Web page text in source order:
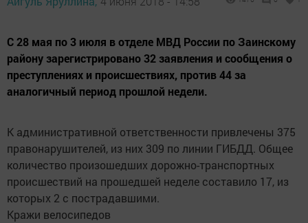
С 28 мая по 3 июля в отделе МВД России по Заинскому
району зарегистрировано 32 заявления и сообщения о
преступлениях и происшествиях, против 44 за
аналогичный период прошлой недели.
К административной ответственности привлечены 375
правонарушителей, из них 309 по линии ГИБДД. Общее
количество произошедших дорожно-транспортных
происшествий на прошедшей неделе составило 17, из
которых 2 с пострадавшими.
Кражи велосипедов